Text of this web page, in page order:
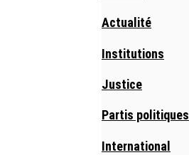
Actualité
Institutions
Justice
Partis politiques
International